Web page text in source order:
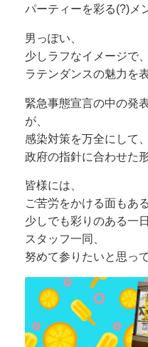
パーティーを彩る(?)メ
男っぽい、
少しラフなイメージで、
ラテンダンスの魅力を
緊急事態宣言の中の発
が、
感染対策を万全にして、
政府の指針に合わせた
皆様には、
ご苦労をかける面もあ
少しでも彩りのある一
スタッフ一同、
努めて参りたいと思っ